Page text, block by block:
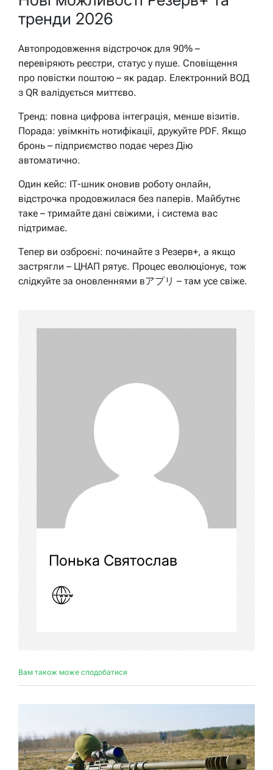
тренди 2026
Автопродовження відстрочок для 90% –
перевіряють реєстри, статус у пуше. Сповіщення
про повістки поштою – як радар. Електронний ВОД
з QR валідується миттєво.
Тренд: повна цифрова інтеграція, менше візитів.
Порада: увімкніть нотифікації, друкуйте PDF. Якщо
бронь – підприємство подає через Дію
автоматично.
Один кейс: ІТ-шник оновив роботу онлайн,
відстрочка продовжилася без паперів. Майбутнє
таке – тримайте дані свіжими, і система вас
підтримає.
Тепер ви озброєні: починайте з Резерв+, а якщо
застрягли – ЦНАП рятує. Процес еволюціонує, тож
слідкуйте за оновленнями вアプリ – там усе свіже.
Понька Святослав
Вам також може сподобатися